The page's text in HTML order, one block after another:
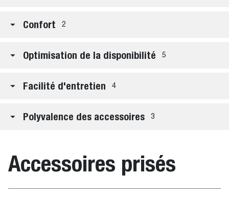
Confort 2
Optimisation de la disponibilité 5
Facilité d'entretien 4
Polyvalence des accessoires 3
Accessoires prisés